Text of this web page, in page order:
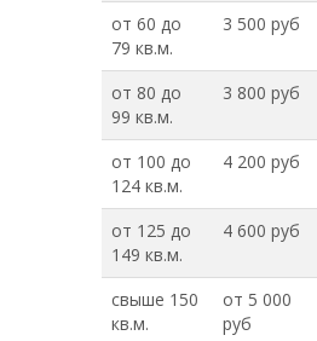
от 60 до
79 кв.м.
3 500 руб
от 80 до
99 кв.м.
3 800 руб
от 100 до
124 кв.м.
4 200 руб
от 125 до
149 кв.м.
4 600 руб
свыше 150
кв.м.
от 5 000
руб